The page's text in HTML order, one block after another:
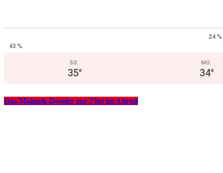
24 %
43 %
SO.
35°
MO.
34°
Das Mainz&-Dossier zur Flut im Ahrtal